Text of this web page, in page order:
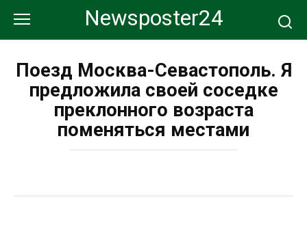
контенту
Newsposter24
Поезд Москва-Севастополь. Я
предложила своей соседке
преклонного возраста
поменяться местами